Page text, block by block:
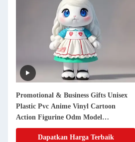
Promotional & Business Gifts Unisex
Plastic Pvc Anime Vinyl Cartoon
Action Figurine Odm Model
Manufacturer
Dapatkan Harga Terbaik